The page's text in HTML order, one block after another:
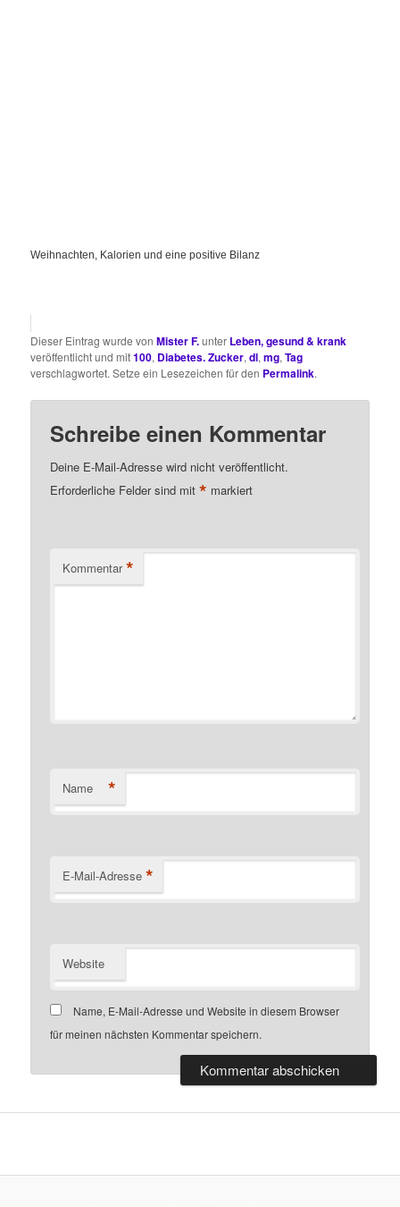
Weihnachten, Kalorien und eine positive Bilanz
Dieser Eintrag wurde vonMister F.unter Leben, gesund & krank
veröffentlicht und mit100, Diabetes. Zucker,dl,mg,Tag
verschlagwortet. Setze ein Lesezeichen für den Permalink.
Schreibe einen Kommentar
Deine E-Mail-Adresse wird nicht veröffentlicht.
Erforderliche Felder sind mit* markiert
Kommentar *
Name *
E-Mail-Adresse *
Website
Name, E-Mail-Adresse und Website in diesem Browser
für meinen nächsten Kommentar speichern.